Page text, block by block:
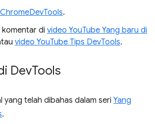
.
di video YouTube Yang baru di
video YouTube Tips DevTools.
DevTools
yang telah dibahas dalam seri Yang
.